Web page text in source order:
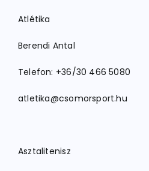
Atlétika
Berendi Antal
Telefon: +36/30 466 5080
atletika@csomorsport.hu
Asztalitenisz